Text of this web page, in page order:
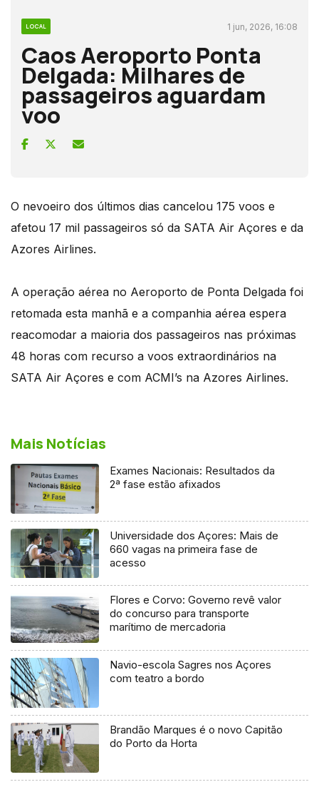
LOCAL 1 jun, 2026, 16:08
Caos Aeroporto Ponta
Delgada: Milhares de
passageiros aguardam
voo
O nevoeiro dos últimos dias cancelou 175 voos e
afetou 17 mil passageiros só da SATA Air Açores e da
Azores Airlines.
A operação aérea no Aeroporto de Ponta Delgada foi
retomada esta manhã e a companhia aérea espera
reacomodar a maioria dos passageiros nas próximas
48 horas com recurso a voos extraordinários na
SATA Air Açores e com ACMI’s na Azores Airlines.
Mais Notícias
Exames Nacionais: Resultados da
2ª fase estão afixados
Universidade dos Açores: Mais de
660 vagas na primeira fase de
acesso
Flores e Corvo: Governo revê valor
do concurso para transporte
marítimo de mercadoria
Navio-escola Sagres nos Açores
com teatro a bordo
Brandão Marques é o novo Capitão
do Porto da Horta